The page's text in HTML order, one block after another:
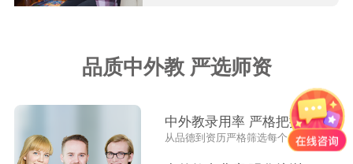
品质中外教 严选师资
中外教录用率 严格把控
从品德到资历严格筛选每个外教